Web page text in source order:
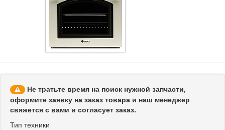
Не тратьте время на поиск нужной запчасти,
оформите заявку на заказ товара и наш менеджер
свяжется с вами и согласует заказ.
Тип техники